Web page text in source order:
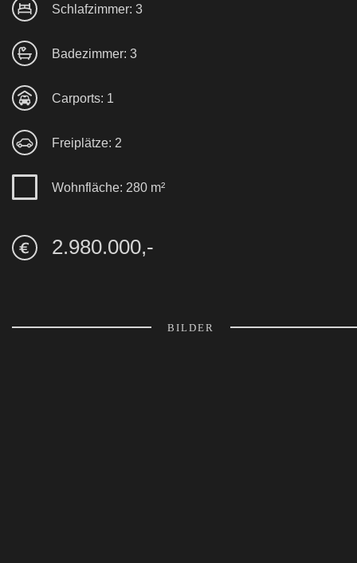
Schlafzimmer: 3
Badezimmer: 3
Carports: 1
Freiplätze: 2
Wohnfläche: 280 m²
2.980.000,-
BILDER